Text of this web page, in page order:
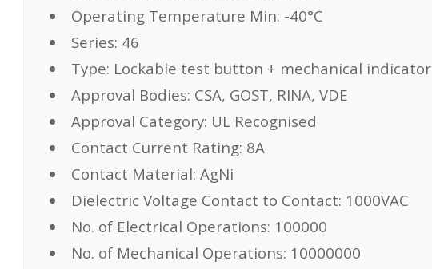
Operating Temperature Min: -40°C
Series: 46
Type: Lockable test button + mechanical indicator
Approval Bodies: CSA, GOST, RINA, VDE
Approval Category: UL Recognised
Contact Current Rating: 8A
Contact Material: AgNi
Dielectric Voltage Contact to Contact: 1000VAC
No. of Electrical Operations: 100000
No. of Mechanical Operations: 10000000